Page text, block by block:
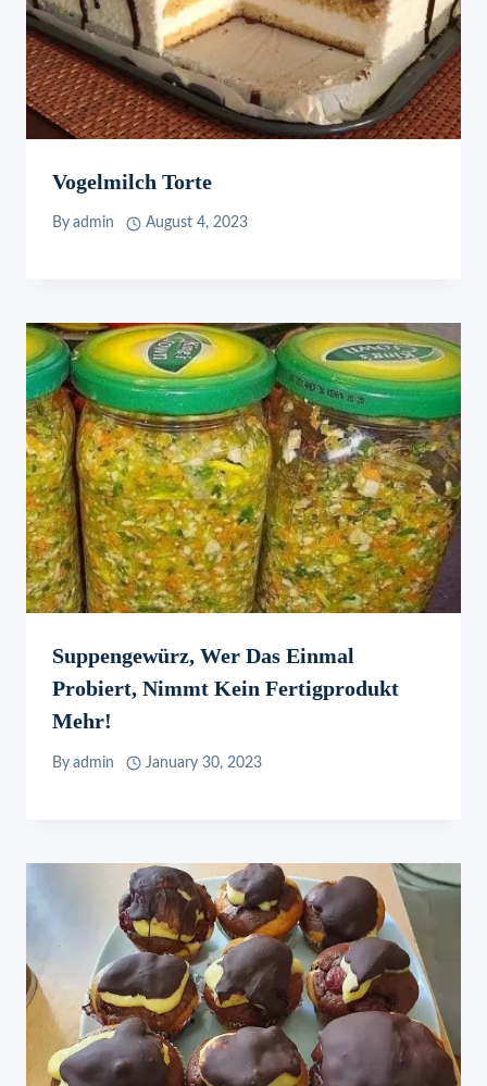
Vogelmilch Torte
By admin August 4, 2023
Suppengewürz, Wer Das Einmal
Probiert, Nimmt Kein Fertigprodukt
Mehr!
By admin January 30, 2023